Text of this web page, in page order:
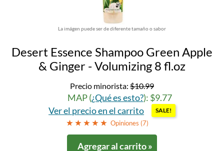
La imágen puede ser de diferente tamaño o sabor
Desert Essence Shampoo Green Apple
& Ginger - Volumizing 8 fl.oz
Precio minorista: $10.99
MAP (¿Qué es esto?): $9.77
Ver el precio en el carrito
SALE!
Opiniones (7)
Agregar al carrito »